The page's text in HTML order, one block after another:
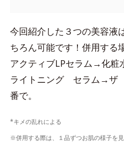
今回紹介した３つの美容液
ちろん可能です！併用する
アクティブLPセラム→化
ライトニング セラム→ザ
番で。
*キメの乱れによる
※併用する際は、１品ずつお肌の様子を見